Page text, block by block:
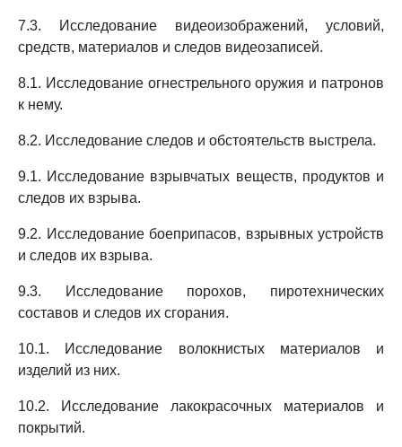
7.3. Исследование видеоизображений, условий,
средств, материалов и следов видеозаписей.
8.1. Исследование огнестрельного оружия и патронов
к нему.
8.2. Исследование следов и обстоятельств выстрела.
9.1. Исследование взрывчатых веществ, продуктов и
следов их взрыва.
9.2. Исследование боеприпасов, взрывных устройств
и следов их взрыва.
9.3. Исследование порохов, пиротехнических
составов и следов их сгорания.
10.1. Исследование волокнистых материалов и
изделий из них.
10.2. Исследование лакокрасочных материалов и
покрытий.